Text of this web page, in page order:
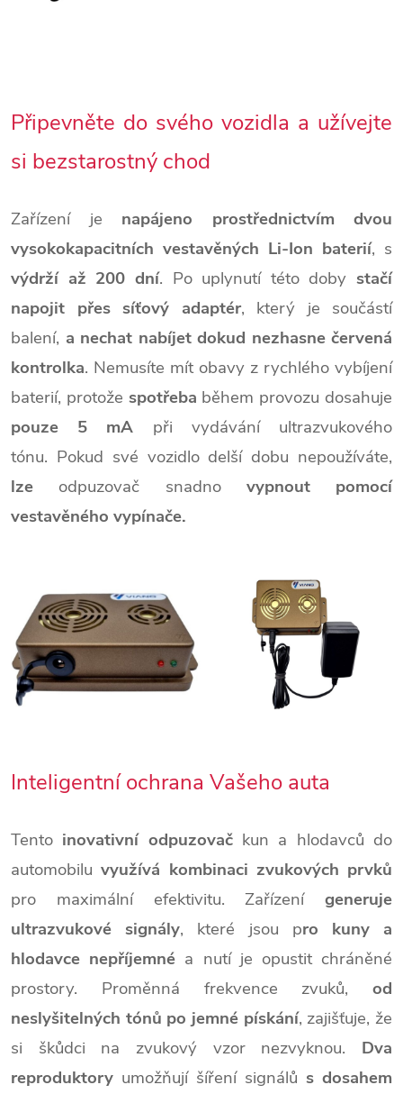
Připevněte do svého vozidla a užívejte
si bezstarostný chod
Zařízení je napájeno prostřednictvím dvou
vysokokapacitních vestavěných Li-Ion baterií, s
výdrží až 200 dní. Po uplynutí této doby stačí
napojit přes síťový adaptér, který je součástí
balení, a nechat nabíjet dokud nezhasne červená
kontrolka. Nemusíte mít obavy z rychlého vybíjení
baterií, protože spotřeba během provozu dosahuje
pouze 5 mA při vydávání ultrazvukového
tónu. Pokud své vozidlo delší dobu nepoužíváte,
lze odpuzovač snadno vypnout pomocí
vestavěného vypínače.
Inteligentní ochrana Vašeho auta
Tento inovativní odpuzovačkun a hlodavců do
automobiluvyužívá kombinaci zvukových prvků
pro maximální efektivitu. Zařízení generuje
ultrazvukové signály, které jsou pro kuny a
hlodavce nepříjemné a nutí je opustit chráněné
prostory. Proměnná frekvence zvuků, od
neslyšitelných tónů po jemné pískání, zajišťuje, že
si škůdci na zvukový vzor nezvyknou. Dva
reproduktory umožňují šíření signálů s dosahem